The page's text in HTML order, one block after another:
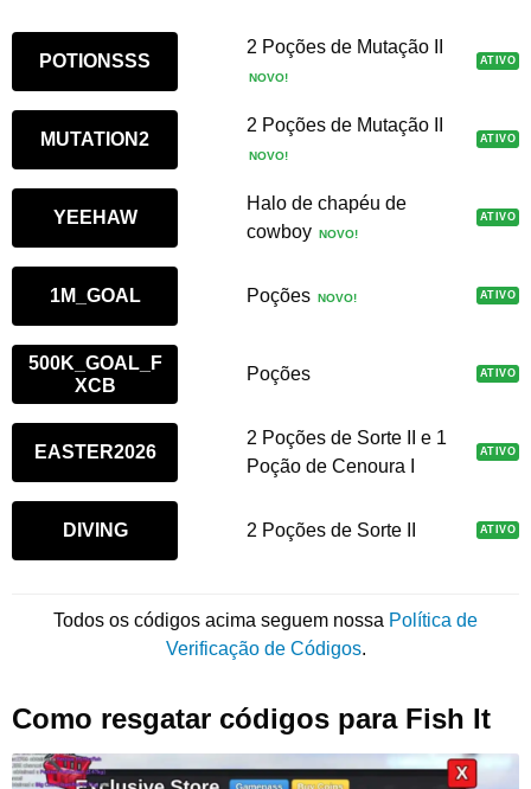
POTIONSSS
2 Poções de Mutação II
NOVO!
ATIVO
MUTATION2
2 Poções de Mutação II
NOVO!
ATIVO
YEEHAW
Halo de chapéu de
cowboy NOVO!
ATIVO
1M_GOAL Poções NOVO! ATIVO
500K_GOAL_F
XCB
Poções ATIVO
EASTER2026
2 Poções de Sorte II e 1
Poção de Cenoura I
ATIVO
DIVING 2 Poções de Sorte II ATIVO
Todos os códigos acima seguem nossa Política de
Verificação de Códigos.
Como resgatar códigos para Fish It